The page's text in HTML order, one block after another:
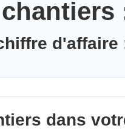
d'affaire
dans